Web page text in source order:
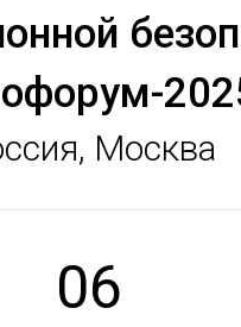
Москва
06